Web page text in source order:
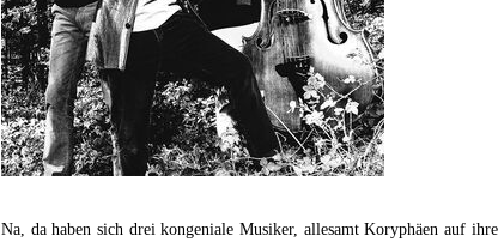
Na, da haben sich drei kongeniale Musiker, allesamt Koryphäen auf